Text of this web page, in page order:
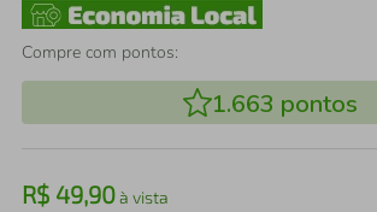
Compre com pontos:
1.663 pontos
R$ 49,90à vista